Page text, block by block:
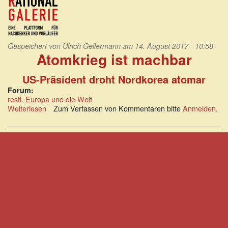
Gespeichert von Ulrich Gellermann am 14. August 2017 - 10:58
Atomkrieg ist machbar
US-Präsident droht Nordkorea atomar
Forum:
restl. Europa und die Welt
Weiterlesen über
ist
machbar:
Zum Verfassen von Kommentaren bitteAnmelden.